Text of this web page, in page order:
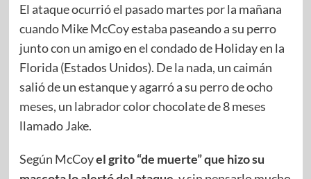
El ataque ocurrió el pasado martes por la mañana
cuando Mike McCoy estaba paseando a su perro
junto con un amigo en el condado de Holiday en la
Florida (Estados Unidos). De la nada, un caimán
salió de un estanque y agarró a su perro de ocho
meses, un labrador color chocolate de 8 meses
llamado Jake.
Según McCoyel grito “de muerte” que hizo su